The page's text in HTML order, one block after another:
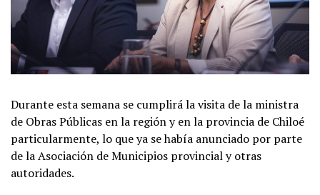
Durante esta semana se cumplirá la visita de la ministra
de Obras Públicas en la región y en la provincia de Chiloé
particularmente, lo que ya se había anunciado por parte
de la Asociación de Municipios provincial y otras
autoridades.